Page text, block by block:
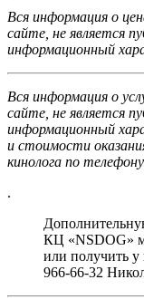
Вся информация о
сайте, не является
информационный
Вся информация о
сайте, не является
информационный
и стоимости
кинолога по
.
КЦ «NSDOG»
или получить у
966-66-32